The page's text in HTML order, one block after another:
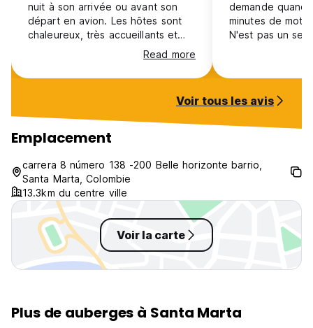
nuit à son arrivée ou avant son
départ en avion. Les hôtes sont
chaleureux, très accueillants et
aimables. Nous avions réservé au
dernier moment et tout était
disponible pour que l’on passe
libre, la piscine, superbes. La
chambre était très bien
entretenue, avec une très bonne
salle de bain et un bon système
d’air conditionné. Je recommande
vivement !
Read more
demande
minutes de
N'est pas un
proximité.
Voir tous les avis
Emplacement
carrera 8 número 138 -200 Belle horizonte barrio,
Santa Marta, Colombie
13.3km du centre ville
Voir la carte
Plus de auberges à Santa Marta